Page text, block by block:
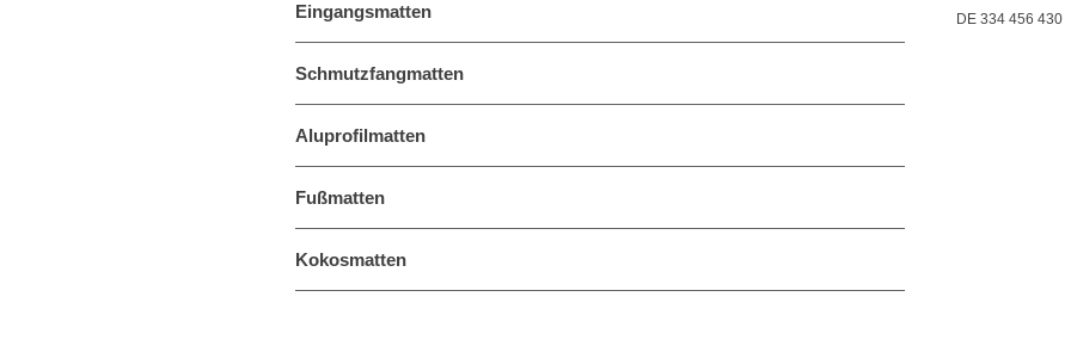
Eingangsmatten
Schmutzfangmatten
Aluprofilmatten
Fußmatten
Kokosmatten
DE 334 456 430